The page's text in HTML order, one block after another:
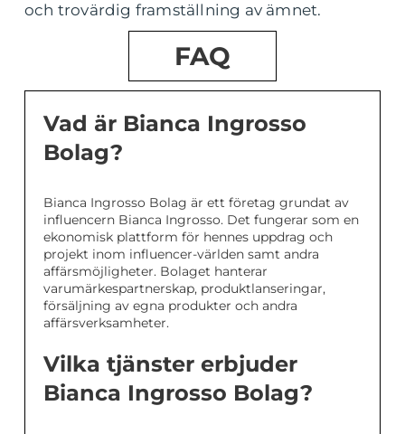
och trovärdig framställning av ämnet.
FAQ
Vad är Bianca Ingrosso
Bolag?
Bianca Ingrosso Bolag är ett företag grundat av
influencern Bianca Ingrosso. Det fungerar som en
ekonomisk plattform för hennes uppdrag och
projekt inom influencer-världen samt andra
affärsmöjligheter. Bolaget hanterar
varumärkespartnerskap, produktlanseringar,
försäljning av egna produkter och andra
affärsverksamheter.
Vilka tjänster erbjuder
Bianca Ingrosso Bolag?